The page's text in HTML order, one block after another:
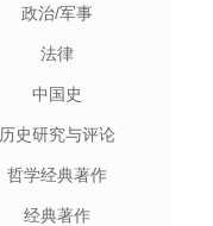
政治/军事
法律
中国史
历史研究与评论
哲学经典著作
经典著作